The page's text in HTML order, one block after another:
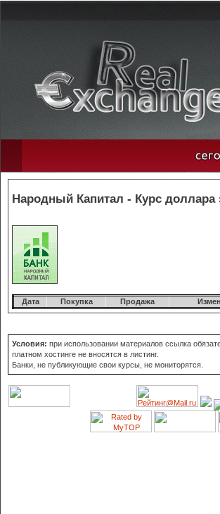
Народный Капитал - Курс доллара
Дата Покупка Продажа
Условия: при использовании материалов ссылка
платном хостинге не вносятся в листинг.
Банки, не публикующие свои курсы, не мониторятся.